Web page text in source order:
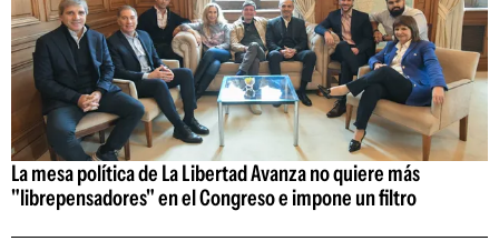
La mesa política de La Libertad Avanza no quiere más
"librepensadores" en el Congreso e impone un filtro